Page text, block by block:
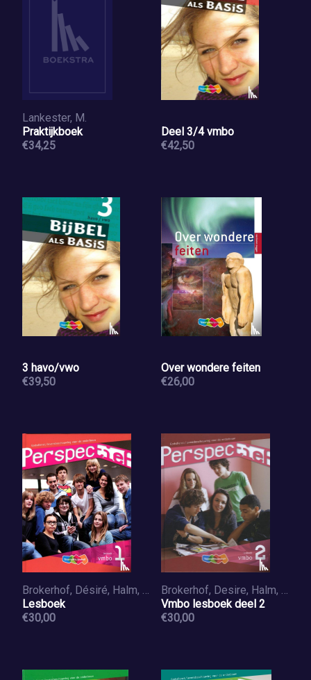
Lankester, M.
Praktijkboek
€34,25
Deel 3/4 vmbo
€42,50
3 havo/vwo
€39,50
Over wondere feiten
€26,00
Brokerhof, Désiré, Halm, Hilde, Bron, Mattijs
Lesboek
€30,00
Brokerhof, Desire, Halm, Hilde van, Bron, Matthijs
Vmbo lesboek deel 2
€30,00